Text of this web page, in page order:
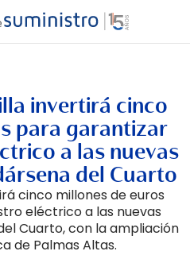
invertirá cinco
para garantizar
a las nuevas
del Cuarto
cinco millones de euros
eléctrico a las nuevas
Cuarto, con la ampliación
de Palmas Altas.